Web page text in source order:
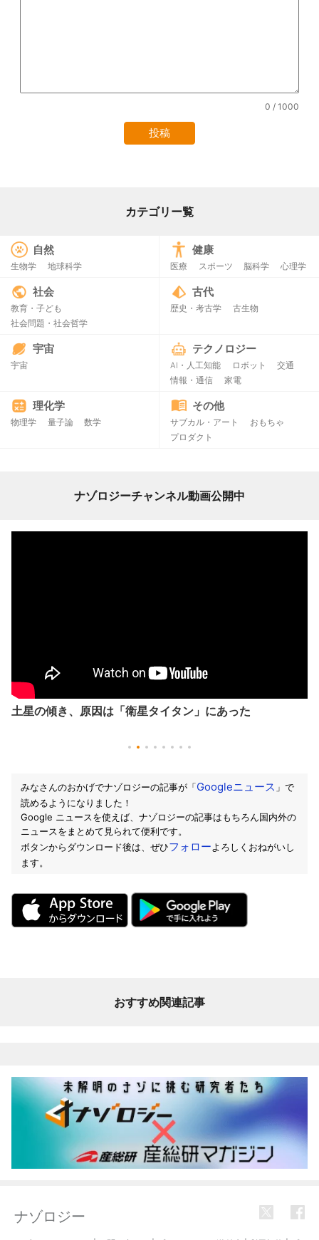
0 / 1000
カテゴリー覧
自然
生物学 地球科学
健康
医療 スポーツ 脳科学 心理学
社会
教育・子ども
社会問題・社会哲学
古代
歴史・考古学 古生物
宇宙
宇宙
テクノロジー
AI・人工知能 ロボット
交通
情報・通信
家電
理化学
物理学 量子論 数学
その他
サブカル・アート
おもちゃ
プロダクト
ナゾロジーチャンネル動画公開中
土星の傾き、原因は「衛星タイタン」にあった
みなさんのおかげでナゾロジーの記事が「Googleニュース 」で
読めるようになりました！
Google ニュースを使えば、ナゾロジーの記事はもちろん国内外の
ニュースをまとめて見られて便利です。
ボタンからダウンロード後は、ぜひフォローよろしくおねがいし
ます。
おすすめ関連記事
ナゾロジー